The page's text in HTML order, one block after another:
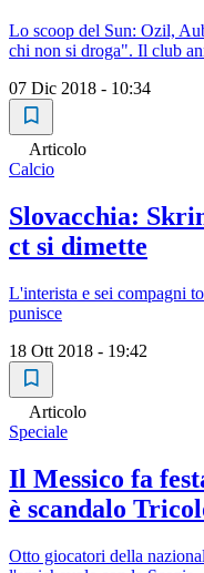
Lo scoop del Sun: Ozil,
chi non si droga". Il club
07 Dic 2018 - 10:34
Articolo
Calcio
Slovacchia:
ct si dimette
L'interista e sei compagni
punisce
18 Ott 2018 - 19:42
Articolo
Speciale
Il Messico fa
è scandalo
Otto giocatori della